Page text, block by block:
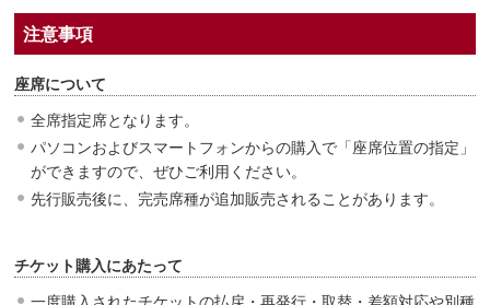
注意事項
座席について
全席指定席となります。
パソコンおよびスマートフォンからの購入で「座席位置の指定」
ができますので、ぜひご利用ください。
先行販売後に、完売席種が追加販売されることがあります。
チケット購入にあたって
一度購入されたチケットの払戻・再発行・取替・差額対応や別種